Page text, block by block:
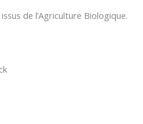
de l’Agriculture Biologique.